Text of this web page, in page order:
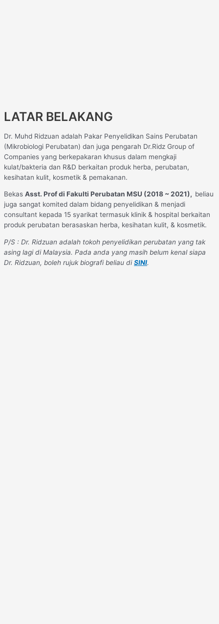
LATAR BELAKANG
Dr. Muhd Ridzuan adalah Pakar Penyelidikan Sains Perubatan
(Mikrobiologi Perubatan) dan juga pengarah Dr.Ridz Group of
Companies yang berkepakaran khusus dalam mengkaji
kulat/bakteria dan R&D berkaitan produk herba, perubatan,
kesihatan kulit, kosmetik & pemakanan.
Bekas Asst. Prof di Fakulti Perubatan MSU (2018 ~ 2021), beliau
juga sangat komited dalam bidang penyelidikan & menjadi
consultant kepada 15 syarikat termasuk klinik & hospital berkaitan
produk perubatan berasaskan herba, kesihatan kulit, & kosmetik.
P/S : Dr. Ridzuan adalah tokoh penyelidikan perubatan yang tak
asing lagi di Malaysia. Pada anda yang masih belum kenal siapa
Dr. Ridzuan, boleh rujuk biografi beliau diSINI.